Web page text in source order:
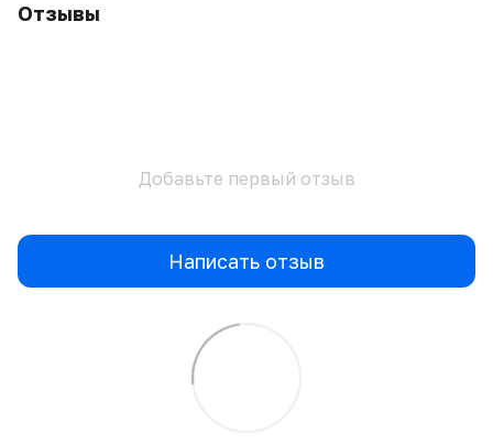
Отзывы
Добавьте первый отзыв
Написать отзыв